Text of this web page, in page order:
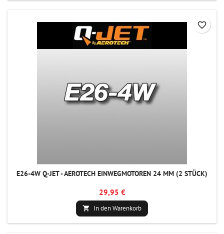
E26-4W Q-JET - AEROTECH EINWEGMOTOREN 24 MM (2 STÜCK)
29,95 €
 In den Warenkorb
favorite_border